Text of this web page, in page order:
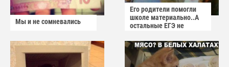
Мы и не сомневались
Его родители помогли
школе материально..А
остальные ЕГЭ не